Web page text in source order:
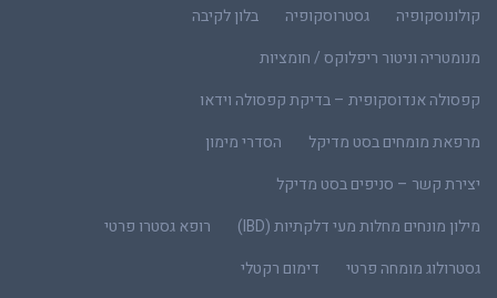
קולונוסקופיה גסטרוסקופיה
בלון לקיבה
מנומטריה וניטור ריפלוקס / חומציות
קפסולה אנדוסקופית – בדיקת קפסולה וידאו
מרפאת מומחים בסט מדיקל
הסדרי מימון
יצירת קשר – סניפים בסט מדיקל
מילון מונחים מחלות מעי דלקתיות (IBD)
רופא גסטרו פרטי
גסטרולוג מומחה פרטי
דימום רקטלי